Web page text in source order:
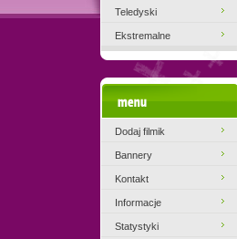
Teledyski
Ekstremalne
Dodaj filmik
Bannery
Kontakt
Informacje
Statystyki